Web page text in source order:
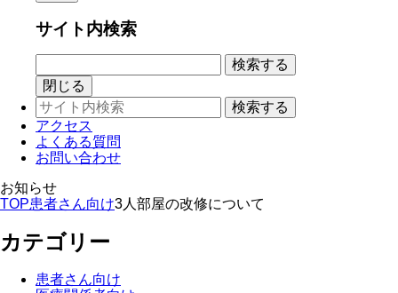
サイト内検索
閉じる
アクセス
よくある質問
お問い合わせ
お知らせ
TOP患者さん向け3人部屋の改修について
カテゴリー
患者さん向け